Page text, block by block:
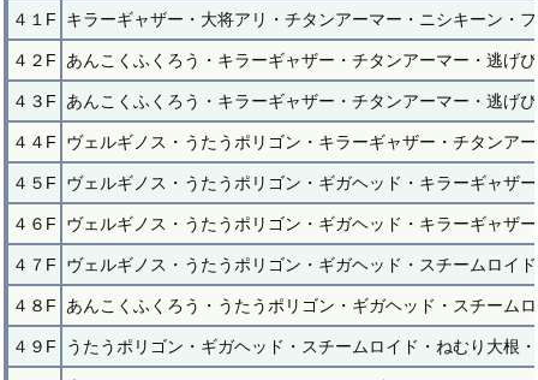
４１F キラーギャザー・大将アリ・チタンアーマー・ニシキーン・
４２F あんこくふくろう・キラーギャザー・チタンアーマー・逃げ
４３F あんこくふくろう・キラーギャザー・チタンアーマー・逃げ
４４F ヴェルギノス・うたうポリゴン・キラーギャザー・チタンア
４５F ヴェルギノス・うたうポリゴン・ギガヘッド・キラーギャザ
４６F ヴェルギノス・うたうポリゴン・ギガヘッド・キラーギャザ
４７F ヴェルギノス・うたうポリゴン・ギガヘッド・スチームロイ
４８F あんこくふくろう・うたうポリゴン・ギガヘッド・スチーム
４９F うたうポリゴン・ギガヘッド・スチームロイド・ねむり大根